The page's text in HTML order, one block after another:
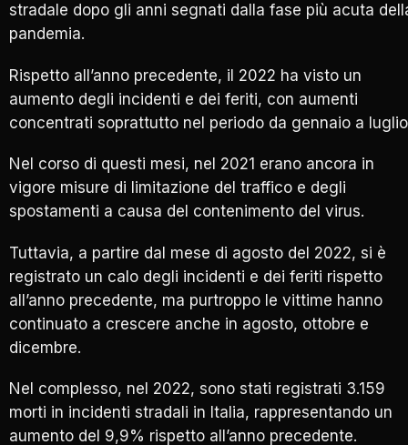
stradale dopo gli anni segnati dalla fase più acuta
pandemia.
Rispetto all’anno precedente, il 2022 ha visto un
aumento degli incidenti e dei feriti, con aumenti
concentrati soprattutto nel periodo da gennaio a
Nel corso di questi mesi, nel 2021 erano ancora in
vigore misure di limitazione del traffico e degli
spostamenti a causa del contenimento del virus.
Tuttavia, a partire dal mese di agosto del 2022, si è
registrato un calo degli incidenti e dei feriti rispetto
all’anno precedente, ma purtroppo le vittime hanno
continuato a crescere anche in agosto, ottobre e
dicembre.
Nel complesso, nel 2022, sono stati registrati 3.159
morti in incidenti stradali in Italia, rappresentando un
aumento del 9,9% rispetto all’anno precedente.